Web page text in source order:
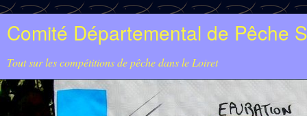
Comité Départemental de Pêche
Tout sur les compétitions de pêche dans le Loiret